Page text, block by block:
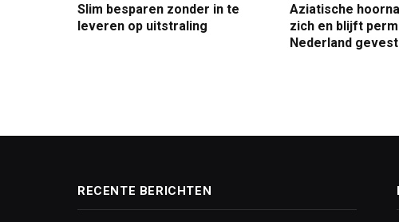
Slim besparen zonder in te
leveren op uitstraling
Aziatische
zich en blijft
Nederland
RECENTE BERICHTEN